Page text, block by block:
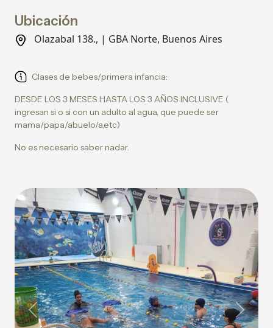
Ubicación
Olazabal 138., | GBA Norte, Buenos Aires
Clases de bebes/primera infancia:
DESDE LOS 3 MESES HASTA LOS 3 AÑOS INCLUSIVE (
ingresan si o si con un adulto al agua, que puede ser
mama/papa/abuelo/a,etc)
No es necesario saber nadar.
Previous Next